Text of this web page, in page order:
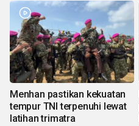
Menhan pastikan kekuatan
tempur TNI terpenuhi lewat
latihan trimatra